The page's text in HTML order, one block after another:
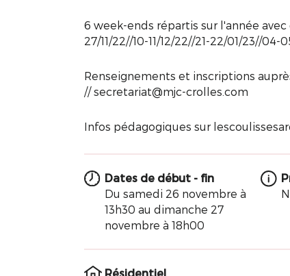
6 week-ends répartis sur l'année
27/11/22//10-11/12/22//21-22/01/23//04-
Renseignements et inscriptions
// secretariat@mjc-crolles.com
Infos pédagogiques sur
Dates de début - fin
Du samedi 26 novembre à
13h30 au dimanche 27
novembre à 18h00
Résidentiel